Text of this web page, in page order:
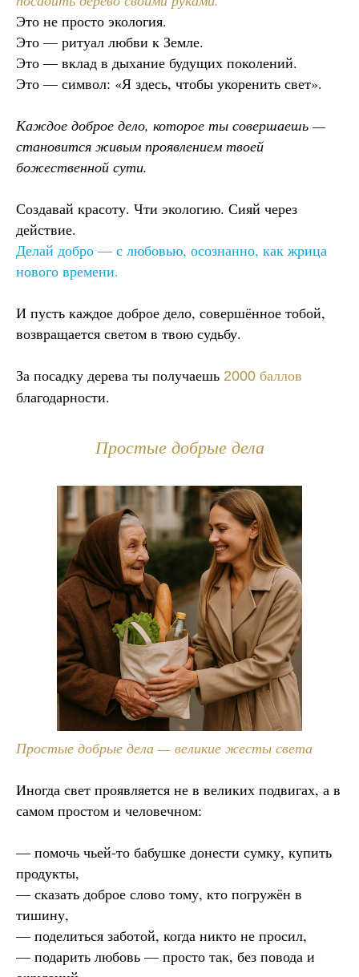
Это не просто экология.
Это — ритуал любви к Земле.
Это — вклад в дыхание будущих поколений.
Это — символ: «Я здесь, чтобы укоренить свет».
Каждое доброе дело, которое ты совершаешь —
становится живым проявлением твоей
божественной сути.
Создавай красоту. Чти экологию. Сияй через
действие.
Делай добро — с любовью, осознанно, как жрица
нового времени.
И пусть каждое доброе дело, совершённое тобой,
возвращается светом в твою судьбу.
За посадку дерева ты получаешь 2000 баллов
благодарности.
Простые добрые дела
Простые добрые дела — великие жесты света
Иногда свет проявляется не в великих подвигах, а в
самом простом и человечном:
— помочь чьей-то бабушке донести сумку, купить
продукты,
— сказать доброе слово тому, кто погружён в
тишину,
— поделиться заботой, когда никто не просил,
— подарить любовь — просто так, без повода и